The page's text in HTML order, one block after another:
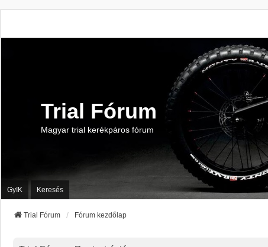
Trial Fórum
Magyar trial kerékpáros fórum
GyIK Keresés
Trial Fórum Fórum kezdőlap